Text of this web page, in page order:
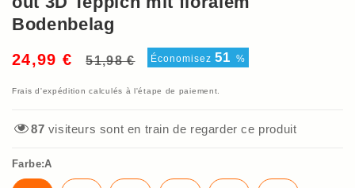
Bodenbelag
24,99 €
Prix
51,98 €
Prix
Économisez 51 %
Frais d'expédition calculés à l'étape de paiement.
87 visiteurs sont en train de regarder ce produit
Farbe:A